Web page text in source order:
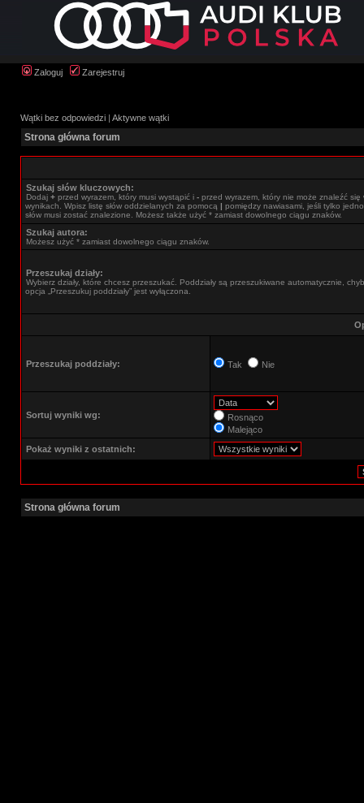
Zaloguj Zarejestruj
Wątki bez odpowiedzi | Aktywne wątki
Strona główna forum
Szukaj słów kluczowych:
Dodaj + przed wyrazem, który musi wystąpić i - przed wyrazem, który nie może znaleźć się
wynikach. Wpisz listę słów oddzielanych za pomocą | pomiędzy nawiasami, jeśli tylko
słów musi zostać znalezione. Możesz także użyć * zamiast dowolnego ciągu znaków.
Szukaj autora:
Możesz użyć * zamiast dowolnego ciągu znaków.
Przeszukaj działy:
Wybierz działy, które chcesz przeszukać. Poddziały są przeszukiwane automatycznie,
opcja „Przeszukuj poddziały” jest wyłączona.
Przeszukaj poddziały: Tak Nie
Sortuj wyniki wg:
Rosnąco
Malejąco
Pokaż wyniki z ostatnich:
Strona główna forum